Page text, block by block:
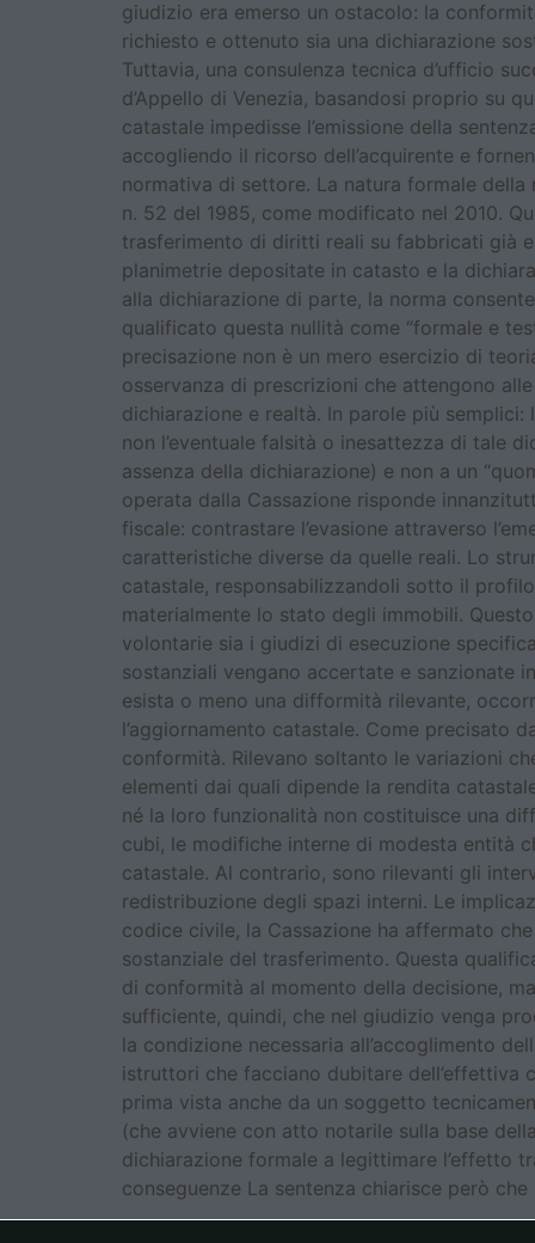
giudizio era emerso un ostacolo: la
richiesto e ottenuto sia una dichiarazione
Tuttavia, una consulenza tecnica d’ufficio
d’Appello di Venezia, basandosi proprio su
catastale impedisse l’emissione della
accogliendo il ricorso dell’acquirente e
normativa di settore. La natura formale della
n. 52 del 1985, come modificato nel 2010.
trasferimento di diritti reali su fabbricati già
planimetrie depositate in catasto e la
alla dichiarazione di parte, la norma
qualificato questa nullità come “formale e
precisazione non è un mero esercizio di
osservanza di prescrizioni che attengono
dichiarazione e realtà. In parole più
non l’eventuale falsità o inesattezza di tale
assenza della dichiarazione) e non a un
operata dalla Cassazione risponde
fiscale: contrastare l’evasione attraverso
caratteristiche diverse da quelle reali. Lo
catastale, responsabilizzandoli sotto il
materialmente lo stato degli immobili.
volontarie sia i giudizi di esecuzione
sostanziali vengano accertate e sanzionate
esista o meno una difformità rilevante,
l’aggiornamento catastale. Come precisato
conformità. Rilevano soltanto le variazioni
elementi dai quali dipende la rendita
né la loro funzionalità non costituisce una
cubi, le modifiche interne di modesta entità
catastale. Al contrario, sono rilevanti gli
redistribuzione degli spazi interni. Le
codice civile, la Cassazione ha affermato
sostanziale del trasferimento. Questa
di conformità al momento della decisione,
sufficiente, quindi, che nel giudizio venga
la condizione necessaria all’accoglimento
istruttori che facciano dubitare dell’effettiva
prima vista anche da un soggetto
(che avviene con atto notarile sulla base
dichiarazione formale a legittimare l’effetto
conseguenze La sentenza chiarisce però